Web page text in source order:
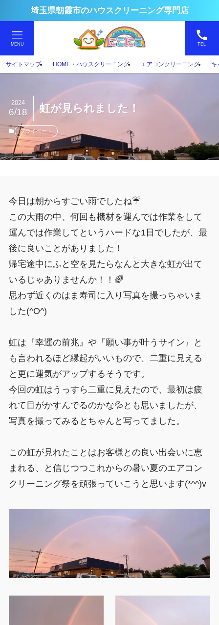
埼玉県朝霞市のハウスクリーニング専門店
TEL
MENU
サイトマップ HOME・ハウスクリーニング エアコンクリーニング キ
虹が見られました！
2024
6/18
プライベート
今日は朝からすごい雨でしたね☔
この大雨の中、何回も機材を運んでは作業をして
運んでは作業してというハードな1日でしたが、最
後に良いことがありました！
帰宅途中にふと空を見たらなんと大きな虹が出て
いるじゃありませんか！！🌈
思わず近くのはま寿司に入り写真を撮っちゃいま
した(^O^)
虹は『幸運の前兆』や『願い事が叶うサイン』と
も言われるほど縁起がいいもので、二重に見える
と更に運気がアップするそうです。
今回の虹はうっすら二重に見えたので、最初は疲
れて目がかすんでるのかな💦とも思いましたが、
写真を撮ってみるとちゃんと写ってました。
この虹が見れたことはお客様との良い出会いに恵
まれる、と信じつつこれからの暑い夏のエアコン
クリーニング祭を頑張っていこうと思います(*^^)v